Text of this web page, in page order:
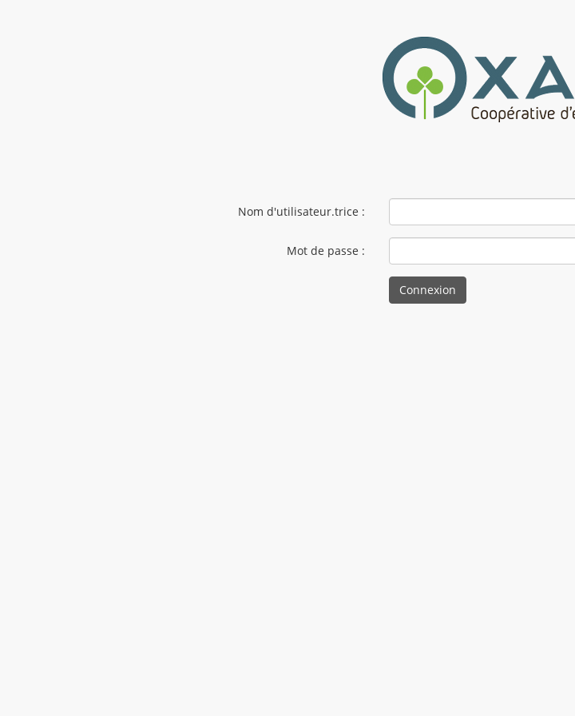
Nom d'utilisateur.trice :
Mot de passe :